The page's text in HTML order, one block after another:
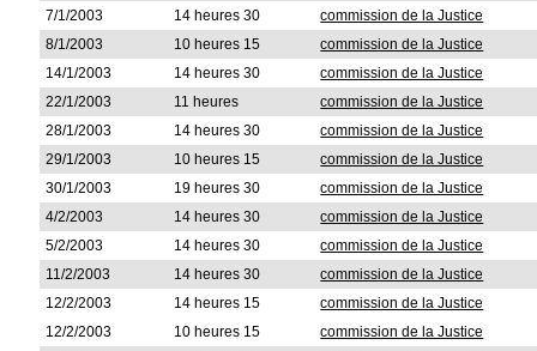
7/1/2003
14 heures 30
commission de la Justice
8/1/2003
10 heures 15
commission de la Justice
14/1/2003
14 heures 30
commission de la Justice
22/1/2003
11 heures
commission de la Justice
28/1/2003
14 heures 30
commission de la Justice
29/1/2003
10 heures 15
commission de la Justice
30/1/2003
19 heures 30
commission de la Justice
4/2/2003
14 heures 30
commission de la Justice
5/2/2003
14 heures 30
commission de la Justice
11/2/2003
14 heures 30
commission de la Justice
12/2/2003
14 heures 15
commission de la Justice
12/2/2003
10 heures 15
commission de la Justice